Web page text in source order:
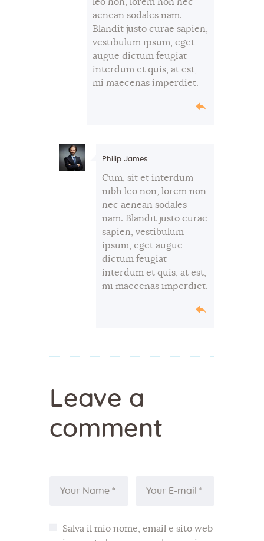
leo non, lorem non nec
aenean sodales nam.
Blandit justo curae sapien,
vestibulum ipsum, eget
augue dictum feugiat
interdum et quis, at est,
mi maecenas imperdiet.
Philip James
Cum, sit et interdum
nibh leo non, lorem non
nec aenean sodales
nam. Blandit justo curae
sapien, vestibulum
ipsum, eget augue
dictum feugiat
interdum et quis, at est,
mi maecenas imperdiet.
Leave a
comment
Salva il mio nome, email e sito web